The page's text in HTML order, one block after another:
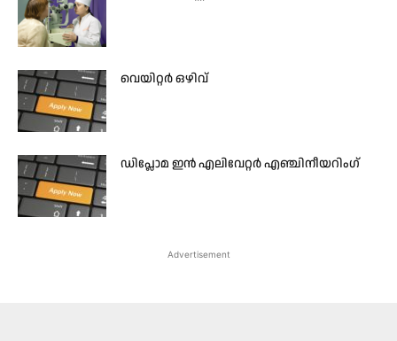
വെയിറ്റർ ഒഴിവ്
ഡിപ്ലോമ ഇന്‍ എലിവേറ്റര്‍ എഞ്ചിനീയറിംഗ്
Advertisement